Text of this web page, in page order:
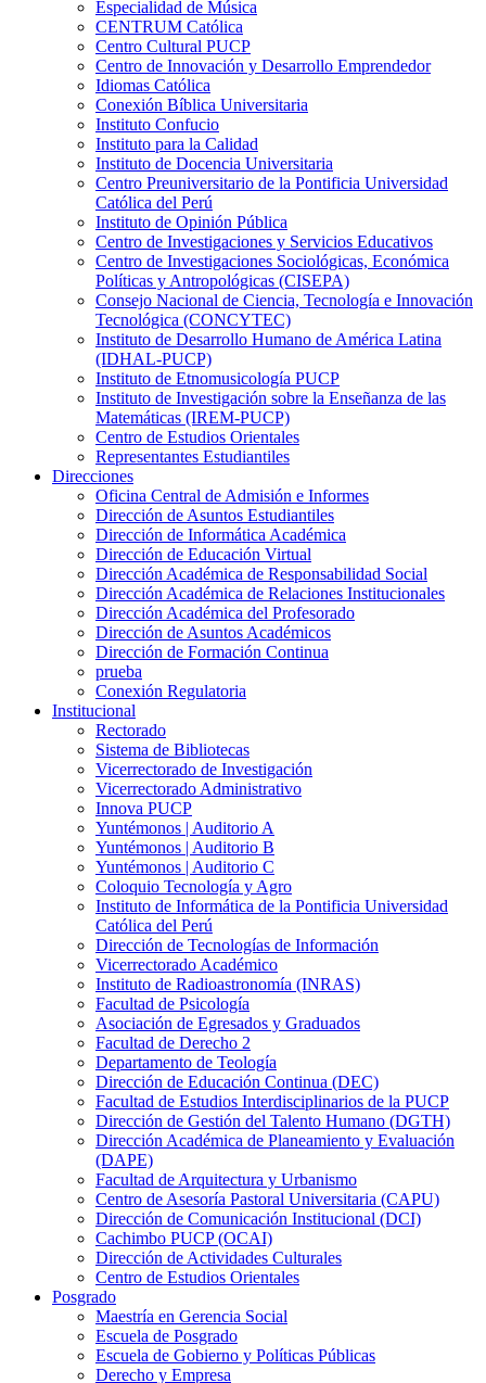
Especialidad de Música
CENTRUM Católica
Centro Cultural PUCP
Centro de Innovación y Desarrollo Emprendedor
Idiomas Católica
Conexión Bíblica Universitaria
Instituto Confucio
Instituto para la Calidad
Instituto de Docencia Universitaria
Centro Preuniversitario de la Pontificia Universidad
Católica del Perú
Instituto de Opinión Pública
Centro de Investigaciones y Servicios Educativos
Centro de Investigaciones Sociológicas, Económica
Políticas y Antropológicas (CISEPA)
Consejo Nacional de Ciencia, Tecnología e Innovación
Tecnológica (CONCYTEC)
Instituto de Desarrollo Humano de América Latina
(IDHAL-PUCP)
Instituto de Etnomusicología PUCP
Instituto de Investigación sobre la Enseñanza de las
Matemáticas (IREM-PUCP)
Centro de Estudios Orientales
Representantes Estudiantiles
Direcciones
Oficina Central de Admisión e Informes
Dirección de Asuntos Estudiantiles
Dirección de Informática Académica
Dirección de Educación Virtual
Dirección Académica de Responsabilidad Social
Dirección Académica de Relaciones Institucionales
Dirección Académica del Profesorado
Dirección de Asuntos Académicos
Dirección de Formación Continua
prueba
Conexión Regulatoria
Institucional
Rectorado
Sistema de Bibliotecas
Vicerrectorado de Investigación
Vicerrectorado Administrativo
Innova PUCP
Yuntémonos | Auditorio A
Yuntémonos | Auditorio B
Yuntémonos | Auditorio C
Coloquio Tecnología y Agro
Instituto de Informática de la Pontificia Universidad
Católica del Perú
Dirección de Tecnologías de Información
Vicerrectorado Académico
Instituto de Radioastronomía (INRAS)
Facultad de Psicología
Asociación de Egresados y Graduados
Facultad de Derecho 2
Departamento de Teología
Dirección de Educación Continua (DEC)
Facultad de Estudios Interdisciplinarios de la PUCP
Dirección de Gestión del Talento Humano (DGTH)
Dirección Académica de Planeamiento y Evaluación
(DAPE)
Facultad de Arquitectura y Urbanismo
Centro de Asesoría Pastoral Universitaria (CAPU)
Dirección de Comunicación Institucional (DCI)
Cachimbo PUCP (OCAI)
Dirección de Actividades Culturales
Centro de Estudios Orientales
Posgrado
Maestría en Gerencia Social
Escuela de Posgrado
Escuela de Gobierno y Políticas Públicas
Derecho y Empresa